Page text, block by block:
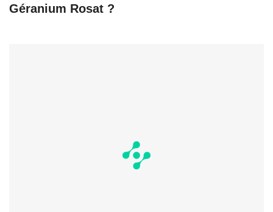
Géranium Rosat ?